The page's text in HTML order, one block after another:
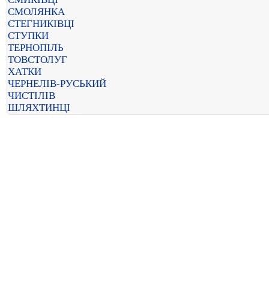
СМОЛЯНКА
СТЕГНИКІВЦІ
СТУПКИ
ТЕРНОПІЛЬ
ТОВСТОЛУГ
ХАТКИ
ЧЕРНЕЛІВ-РУСЬКИЙ
ЧИСТІЛІВ
ШЛЯХТИНЦІ